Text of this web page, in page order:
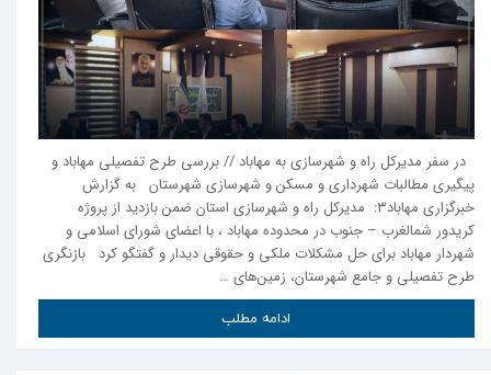
در سفر مدیرکل راه و شهرسازی به مهاباد // بررسی طرح تفصیلی مهاباد و
پیگیری مطالبات شهرداری و مسکن و شهرسازی شهرستان به گزارش
خبرگزاری مهاباد۳: مدیرکل راه و شهرسازی استان ضمن بازدید از پروژه
کریدور شمالغرب – جنوب در محدوده مهاباد ، با اعضای شورای اسلامی و
شهردار مهاباد برای حل مشکلات ملکی و حقوقی دیدار و گفتگو کرد بازنگری
طرح تفصیلی و جامع شهرستان، زمین‌های …
ادامه مطلب